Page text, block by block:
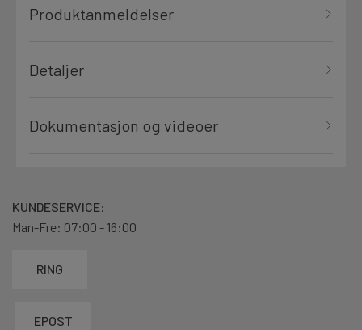
Produktanmeldelser
Detaljer
Dokumentasjon og videoer
KUNDESERVICE:
Man-Fre: 07:00 - 16:00
RING
EPOST